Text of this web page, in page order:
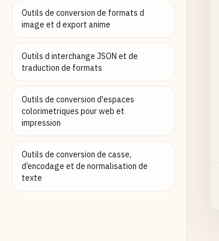
Outils de conversion de formats d
image et d export anime
Outils d interchange JSON et de
traduction de formats
Outils de conversion d'espaces
colorimetriques pour web et
impression
Outils de conversion de casse,
d’encodage et de normalisation de
texte